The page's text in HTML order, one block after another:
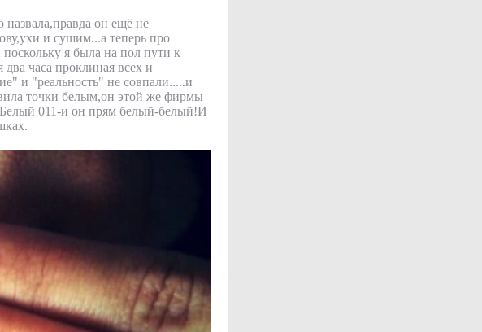
назвала,правда он ещё не
и сушим...а теперь про
я была на пол пути к
часа проклиная всех и
и "реальность" не совпали.....и
точки белым,он этой же фирмы
011-и он прям белый-белый!И